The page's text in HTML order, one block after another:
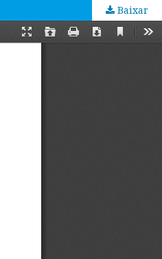
Baixar